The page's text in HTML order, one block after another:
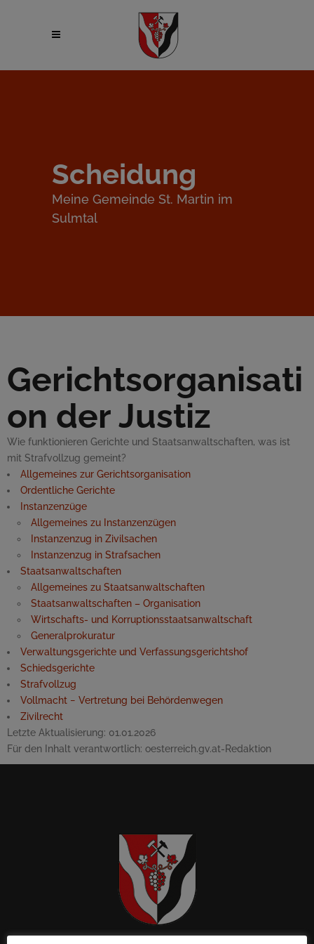
Scheidung
Meine Gemeinde St. Martin im
Sulmtal
Gerichtsorganisati
on der Justiz
Wie funktionieren Gerichte und Staatsanwaltschaften, was ist
mit Strafvollzug gemeint?
Allgemeines zur Gerichtsorganisation
Ordentliche Gerichte
Instanzenzüge
Allgemeines zu Instanzenzügen
Instanzenzug in Zivilsachen
Instanzenzug in Strafsachen
Staatsanwaltschaften
Allgemeines zu Staatsanwaltschaften
Staatsanwaltschaften – Organisation
Wirtschafts- und Korruptionsstaatsanwaltschaft
Generalprokuratur
Verwaltungsgerichte und Verfassungsgerichtshof
Schiedsgerichte
Strafvollzug
Vollmacht − Vertretung bei Behördenwegen
Zivilrecht
Letzte Aktualisierung: 01.01.2026
Für den Inhalt verantwortlich: oesterreich.gv.at-Redaktion